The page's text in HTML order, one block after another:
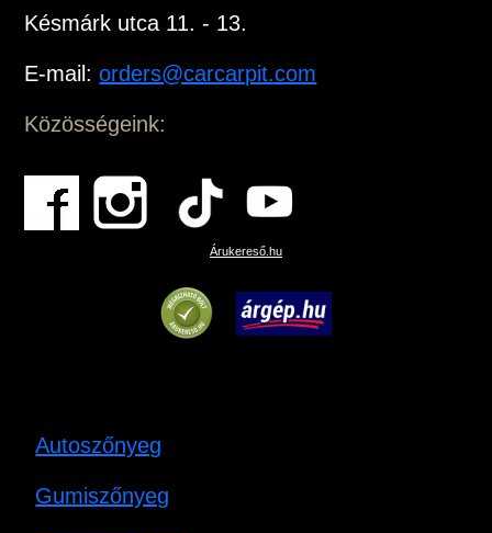
Késmárk utca 11. - 13.
E-mail:orders@carcarpit.com
Közösségeink:
Árukereső.hu
Autoszőnyeg
Gumiszőnyeg